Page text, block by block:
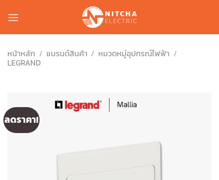
หน้าหลัก / แบรนด์สินค้า / หมวดหมู่อุปกรณ์ไฟฟ้า /
LEGRAND
ลดราคา!